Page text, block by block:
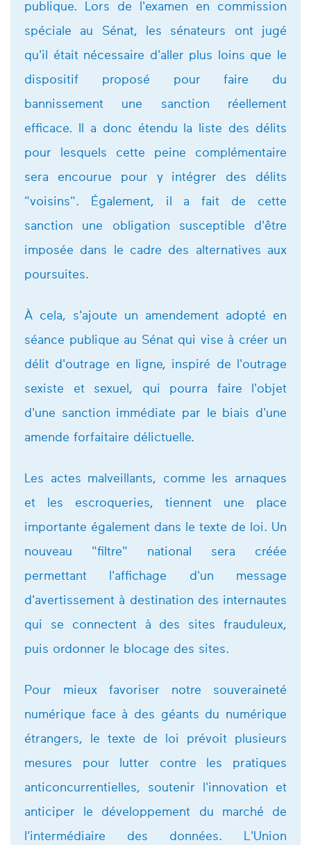
publique. Lors de l'examen en commission
spéciale au Sénat, les sénateurs ont jugé
qu'il était nécessaire d'aller plus loins que le
dispositif proposé pour faire du
bannissement une sanction réellement
efficace. Il a donc étendu la liste des délits
pour lesquels cette peine complémentaire
sera encourue pour y intégrer des délits
"voisins". Également, il a fait de cette
sanction une obligation susceptible d'être
imposée dans le cadre des alternatives aux
poursuites.
À cela, s'ajoute un amendement adopté en
séance publique au Sénat qui vise à créer un
délit d'outrage en ligne, inspiré de l'outrage
sexiste et sexuel, qui pourra faire l'objet
d'une sanction immédiate par le biais d'une
amende forfaitaire délictuelle.
Les actes malveillants, comme les arnaques
et les escroqueries, tiennent une place
importante également dans le texte de loi. Un
nouveau "filtre" national sera créée
permettant l'affichage d'un message
d'avertissement à destination des internautes
qui se connectent à des sites frauduleux,
puis ordonner le blocage des sites.
Pour mieux favoriser notre souveraineté
numérique face à des géants du numérique
étrangers, le texte de loi prévoit plusieurs
mesures pour lutter contre les pratiques
anticoncurrentielles, soutenir l'innovation et
anticiper le développement du marché de
l'intermédiaire des données. L'Union